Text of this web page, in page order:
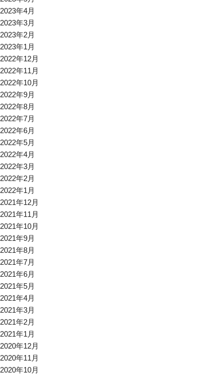
2023年4月
2023年3月
2023年2月
2023年1月
2022年12月
2022年11月
2022年10月
2022年9月
2022年8月
2022年7月
2022年6月
2022年5月
2022年4月
2022年3月
2022年2月
2022年1月
2021年12月
2021年11月
2021年10月
2021年9月
2021年8月
2021年7月
2021年6月
2021年5月
2021年4月
2021年3月
2021年2月
2021年1月
2020年12月
2020年11月
2020年10月